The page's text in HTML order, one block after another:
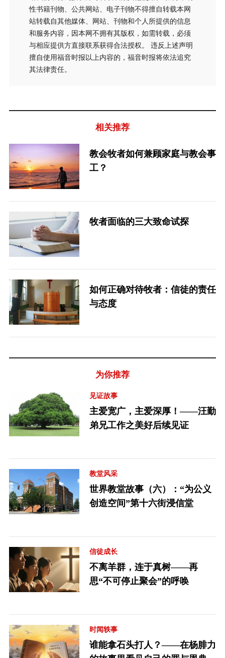
性书籍刊物、公共网站、电子刊物不得擅自转载本网
站转载自其他媒体、网站、刊物和个人所提供的信息
和服务内容，因本网不拥有其版权，如需转载，必须
与相应提供方直接联系获得合法授权。 违反上述声明
擅自使用福音时报以上内容的，福音时报将依法追究
其法律责任。
相关推荐
教会牧者如何兼顾家庭与教会事
工？
牧者面临的三大致命试探
如何正确对待牧者：信徒的责任
与态度
为你推荐
见证故事
主爱宽广，主爱深厚！——汪勤
弟兄工作之美好后续见证
教堂风采
世界教堂故事（六）：“为公义
创造空间”第十六街浸信堂
信徒成长
不离羊群，连于真树——再
思“不可停止聚会”的呼唤
时闻轶事
谁能拿石头打人？——在杨腓力